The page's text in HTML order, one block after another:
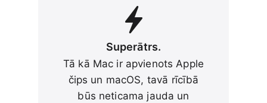
Superātrs.
Tā kā Mac ir apvienots Apple
čips un macOS, tavā rīcībā
būs neticama jauda un